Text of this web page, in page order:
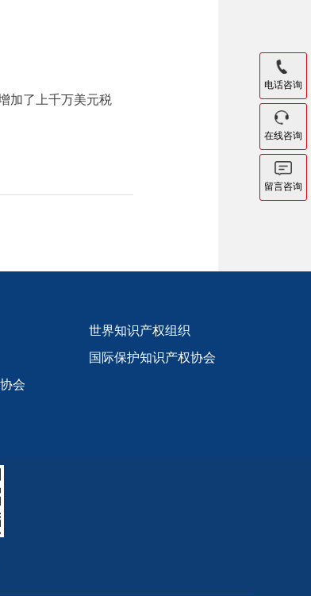
加了上千万美元税
会
世界知识产权组织
国际保护知识产权协会
电话咨询
在线咨询
留言咨询